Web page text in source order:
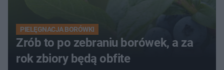
PIELĘGNACJA BORÓWKI
Zrób to po zebraniu borówek, a za
rok zbiory będą obfite